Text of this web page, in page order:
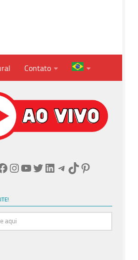
Contato
Instagram
Youtube
Twitter
LinkedIn
Telegram
TikTokPinterest